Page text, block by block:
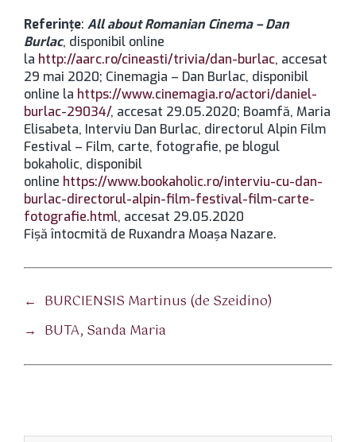
Referințe: All about Romanian Cinema – Dan
Burlac, disponibil online
la http://aarc.ro/cineasti/trivia/dan-burlac, accesat
29 mai 2020; Cinemagia – Dan Burlac, disponibil
online la https://www.cinemagia.ro/actori/daniel-
burlac-29034/, accesat 29.05.2020; Boamfă, Maria
Elisabeta, Interviu Dan Burlac, directorul Alpin Film
Festival – Film, carte, fotografie, pe blogul
bokaholic, disponibil
online https://www.bookaholic.ro/interviu-cu-dan-
burlac-directorul-alpin-film-festival-film-carte-
fotografie.html, accesat 29.05.2020
Fișă întocmită de Ruxandra Moașa Nazare.
← BURCIENSIS Martinus (de Szeidino)
→ BUTA, Sanda Maria